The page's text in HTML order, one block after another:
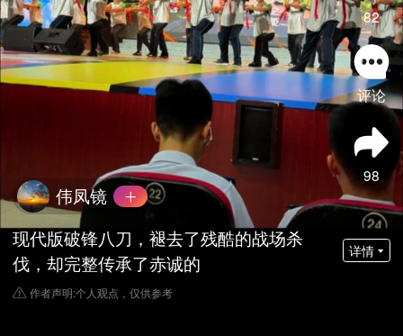
82
评论
98
伟凤镜
现代版破锋八刀，褪去了残酷的战场杀
伐，却完整传承了赤诚的
详情
作者声明:个人观点，仅供参考